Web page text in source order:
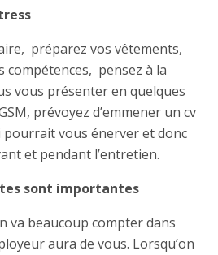
préparez vos vêtements,
compétences, pensez à la
vous présenter en quelques
prévoyez d’emmener un cv
pourrait vous énerver et donc
et pendant l’entretien.
sont importantes
va beaucoup compter dans
aura de vous. Lorsqu’on